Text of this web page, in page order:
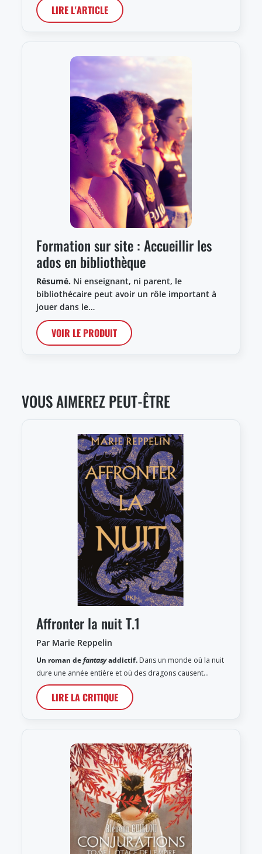
LIRE L'ARTICLE
Formation sur site : Accueillir les
ados en bibliothèque
Résumé. Ni enseignant, ni parent, le
bibliothécaire peut avoir un rôle important à
jouer dans le…
VOIR LE PRODUIT
VOUS AIMEREZ PEUT-ÊTRE
Affronter la nuit T.1
Par Marie Reppelin
Un roman defantasyaddictif. Dans un monde où la nuit
dure une année entière et où des dragons causent…
LIRE LA CRITIQUE